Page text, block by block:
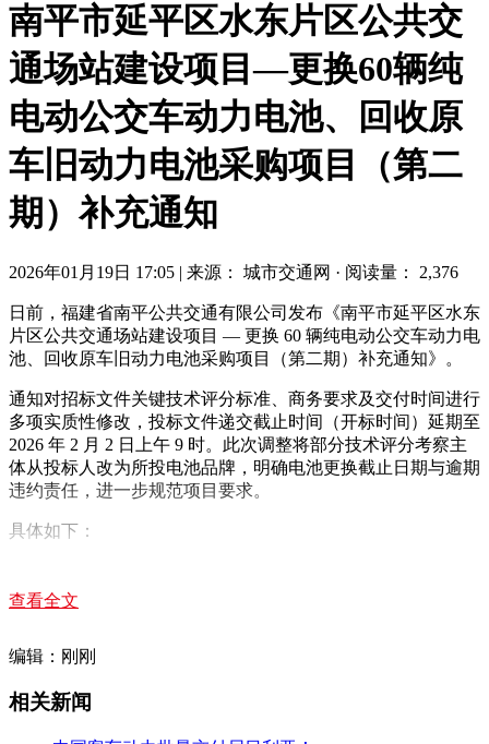
南平市延平区水东片区公共交
通场站建设项目—更换60辆纯
电动公交车动力电池、回收原
车旧动力电池采购项目（第二
期）补充通知
2026年01月19日 17:05 | 来源： 城市交通网 · 阅读量： 2,376
日前，福建省南平公共交通有限公司发布《南平市延平区水东
片区公共交通场站建设项目 — 更换 60 辆纯电动公交车动力电
池、回收原车旧动力电池采购项目（第二期）补充通知》。
通知对招标文件关键技术评分标准、商务要求及交付时间进行
多项实质性修改，投标文件递交截止时间（开标时间）延期至
2026 年 2 月 2 日上午 9 时。此次调整将部分技术评分考察主
体从投标人改为所投电池品牌，明确电池更换截止日期与逾期
违约责任，进一步规范项目要求。
具体如下：
辆纯电动公交车动力电池、回收原车旧动力电池采购项目（第
查看全文
编辑：刚刚
相关新闻